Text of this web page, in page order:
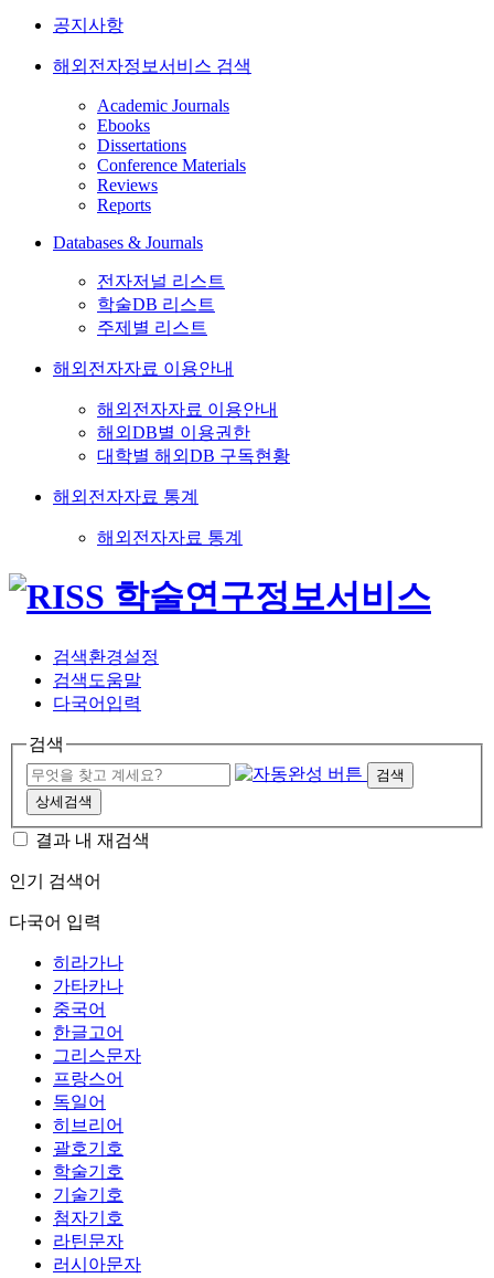
공지사항
해외전자정보서비스 검색
Academic Journals
Ebooks
Dissertations
Conference Materials
Reviews
Reports
Databases & Journals
전자저널 리스트
학술DB 리스트
주제별 리스트
해외전자자료 이용안내
해외전자자료 이용안내
해외DB별 이용권한
대학별 해외DB 구독현황
해외전자자료 통계
해외전자자료 통계
검색환경설정
검색도움말
다국어입력
검색
검색
상세검색
결과 내 재검색
인기 검색어
다국어 입력
히라가나
가타카나
중국어
한글고어
그리스문자
프랑스어
독일어
히브리어
괄호기호
학술기호
기술기호
첨자기호
라틴문자
러시아문자